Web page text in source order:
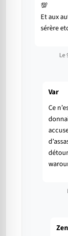
💯
Et aux
sérère
Le
Var
Ce